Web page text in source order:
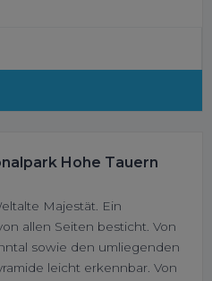
Hohe Tauern
Majestät. Ein
allen Seiten besticht. Von
sowie den umliegenden
leicht erkennbar. Von